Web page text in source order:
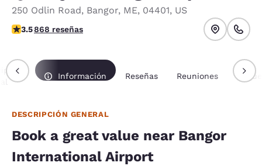
250 Odlin Road, Bangor, ME, 04401, US
calificación de 3.51 estrellas. Bueno.
3.5868 reseñas
Información Reseñas Reuniones
DESCRIPCIÓN GENERAL
Book a great value near Bangor
International Airport